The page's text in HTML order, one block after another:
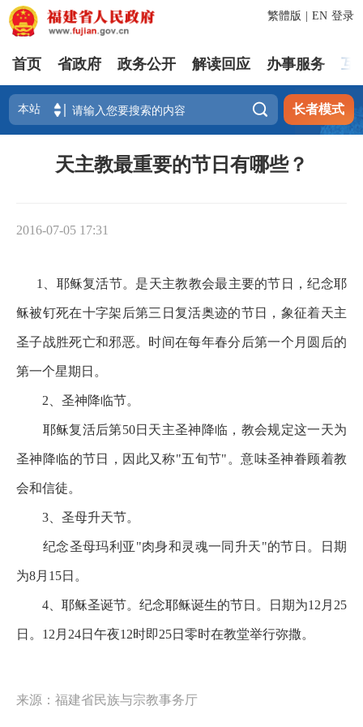
登录
繁體版 EN
首页 省政府 政务公开 解读回应 办事服务 互
 长者模式
天主教最重要的节日有哪些？
2016-07-05 17:31
1、耶稣复活节。是天主教教会最主要的节日，纪念耶
稣被钉死在十字架后第三日复活奥迹的节日，象征着天主
圣子战胜死亡和邪恶。时间在每年春分后第一个月圆后的
第一个星期日。
2、圣神降临节。
耶稣复活后第50日天主圣神降临，教会规定这一天为
圣神降临的节日，因此又称"五旬节"。意味圣神眷顾着教
会和信徒。
3、圣母升天节。
纪念圣母玛利亚"肉身和灵魂一同升天"的节日。日期
为8月15日。
4、耶稣圣诞节。纪念耶稣诞生的节日。日期为12月25
日。12月24日午夜12时即25日零时在教堂举行弥撒。
来源：福建省民族与宗教事务厅